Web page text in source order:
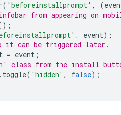
( 'beforeinstallprompt' , (
from appearing on
, event);
it can be triggered later.
= event ;
class from the install
. toggle( 'hidden' , false);